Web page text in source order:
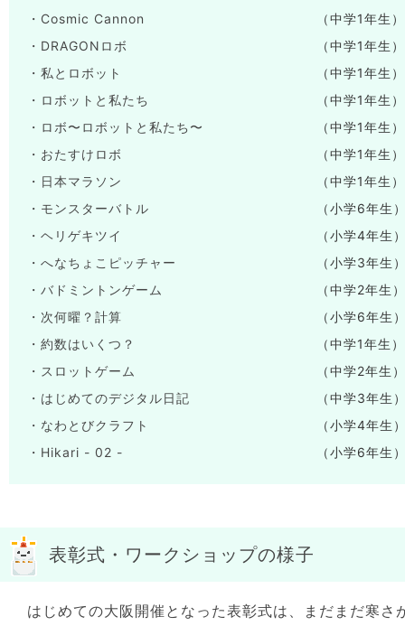
・Cosmic Cannon
（中学1年生）
・DRAGONロボ
（中学1年生）
・私とロボット
（中学1年生）
・ロボットと私たち
（中学1年生）
・ロボ〜ロボットと私たち〜
（中学1年生）
・おたすけロボ
（中学1年生）
・日本マラソン
（中学1年生）
・モンスターバトル
（小学6年生
・ヘリゲキツイ
（小学4年生
・へなちょこピッチャー
（小学3年生
・バドミントンゲーム
（中学2年生）
・次何曜？計算
（小学6年生
・約数はいくつ？
（中学1年生）
・スロットゲーム
（中学2年生）
・はじめてのデジタル日記
（中学3年生
・なわとびクラフト
（小学4年生
・Hikari - 02 -
（小学6年生
表彰式・ワークショップの様子
はじめての大阪開催となった表彰式は、まだまだ寒